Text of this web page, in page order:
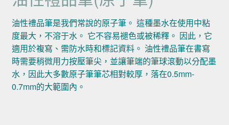
油性禮品筆是我們常說的原子筆。 這種墨水在使用中粘
度最大，不溶于水。 它不容易褪色或被稀釋。 因此，它
適用於複寫、需防水時和標記資料。 油性禮品筆在書寫
時需要稍微用力按壓筆尖，並讓筆端的筆球滾動以分配墨
水，因此大多數原子筆筆芯相對較厚，落在0.5mm-
0.7mm的大範圍內。